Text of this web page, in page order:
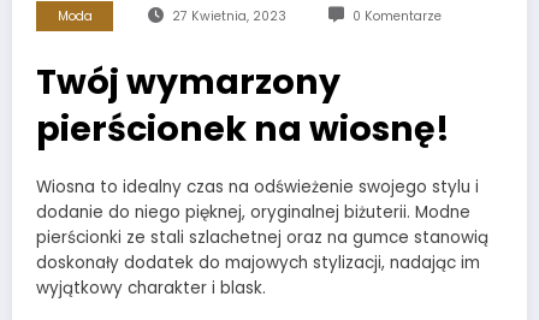
Moda 27 Kwietnia, 2023 0 Komentarze
Twój wymarzony
pierścionek na wiosnę!
Wiosna to idealny czas na odświeżenie swojego stylu i
dodanie do niego pięknej, oryginalnej biżuterii. Modne
pierścionki ze stali szlachetnej oraz na gumce stanowią
doskonały dodatek do majowych stylizacji, nadając im
wyjątkowy charakter i blask.